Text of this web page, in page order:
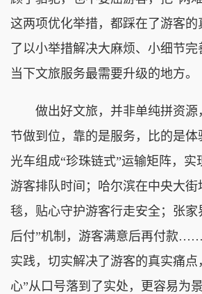
这两项优化举措，都踩在了游客的
了以小举措解决大麻烦、小细节
当下文旅服务最需要升级的地方。
做出好文旅，并非单纯拼资源
节做到位，靠的是服务，比的是
光车组成“珍珠链式”运输矩阵，实
游客排队时间；哈尔滨在中央大
毯，贴心守护游客行走安全；张家
后付”机制，游客满意后再付款
实践，切实解决了游客的真实痛点
心”从口号落到了实处，更容易为